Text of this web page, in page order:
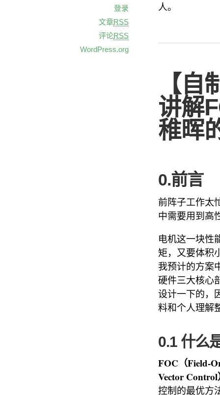
人。
【
讲解
稚晖
0.前言
前阵子工作太
中需要用到高
电机这一块性
矩，又要体积
我预计的方案
硬件三大核心
设计一下的，
料和个人理解
0.1 什么
FOC（Field-
Vector Control
控制的最优方
登录
文章RSS
评论RSS
WordPress.org